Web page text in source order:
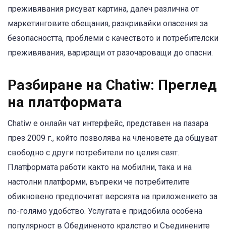
преживявания рисуват картина, далеч различна от
маркетинговите обещания, разкривайки опасения за
безопасността, проблеми с качеството и потребителски
преживявания, вариращи от разочароващи до опасни.
Разбиране на Chatiw: Преглед
на платформата
Chatiw е онлайн чат интерфейс, представен на пазара
през 2009 г., който позволява на членовете да общуват
свободно с други потребители по целия свят.
Платформата работи както на мобилни, така и на
настолни платформи, въпреки че потребителите
обикновено предпочитат версията на приложението за
по-голямо удобство. Услугата е придобила особена
популярност в Обединеното кралство и Съединените